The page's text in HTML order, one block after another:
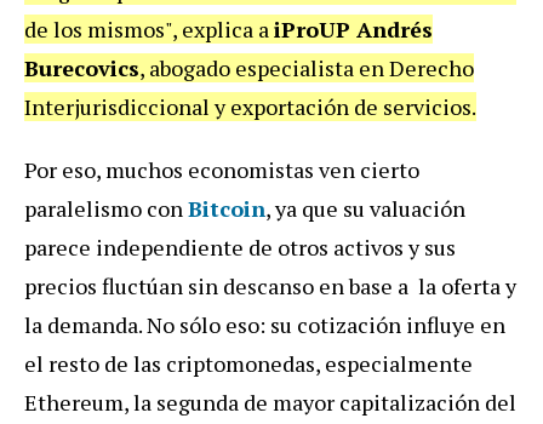
de los mismos", explica aiProUP Andrés
Burecovics, abogado especialista en Derecho
Interjurisdiccional y exportación de servicios.
Por eso, muchos economistas ven cierto
paralelismo conBitcoin, ya que su valuación
parece independiente de otros activos y sus
precios fluctúan sin descanso en base a la oferta y
la demanda. No sólo eso: su cotización influye en
el resto de las criptomonedas, especialmente
Ethereum, la segunda de mayor capitalización del